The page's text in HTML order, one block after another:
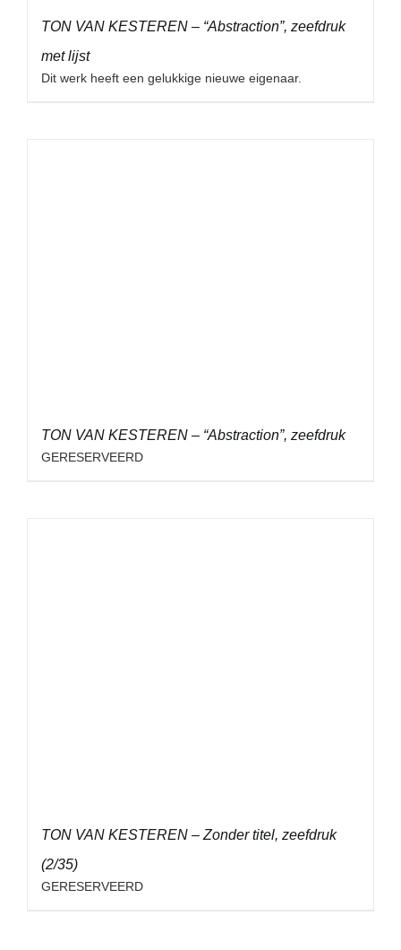
TON VAN KESTEREN – “Abstraction”, zeefdruk
met lijst
Dit werk heeft een gelukkige nieuwe eigenaar.
TON VAN KESTEREN – “Abstraction”, zeefdruk
GERESERVEERD
TON VAN KESTEREN – Zonder titel, zeefdruk
(2/35)
GERESERVEERD